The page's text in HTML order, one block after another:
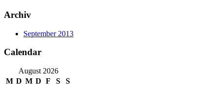
Archiv
September 2013
Calendar
August 2026
M D M D F S
S